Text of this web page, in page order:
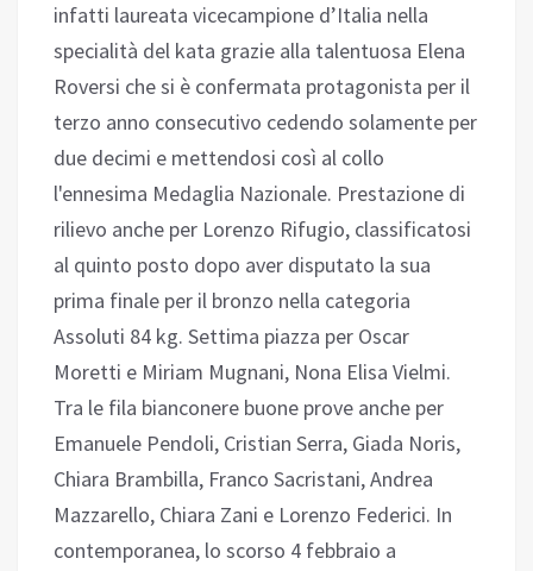
infatti laureata vicecampione d’Italia nella
specialità del kata grazie alla talentuosa Elena
Roversi che si è confermata protagonista per il
terzo anno consecutivo cedendo solamente per
due decimi e mettendosi così al collo
l'ennesima Medaglia Nazionale. Prestazione di
rilievo anche per Lorenzo Rifugio, classificatosi
al quinto posto dopo aver disputato la sua
prima finale per il bronzo nella categoria
Assoluti 84 kg. Settima piazza per Oscar
Moretti e Miriam Mugnani, Nona Elisa Vielmi.
Tra le fila bianconere buone prove anche per
Emanuele Pendoli, Cristian Serra, Giada Noris,
Chiara Brambilla, Franco Sacristani, Andrea
Mazzarello, Chiara Zani e Lorenzo Federici. In
contemporanea, lo scorso 4 febbraio a